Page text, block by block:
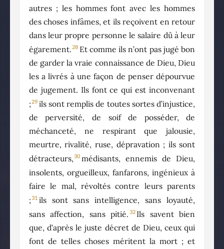
autres ; les hommes font avec les hommes
des choses infâmes, et ils reçoivent en retour
dans leur propre personne le salaire dû à leur
égarement.28 Et comme ils n’ont pas jugé bon
de garder la vraie connaissance de Dieu, Dieu
les a livrés à une façon de penser dépourvue
de jugement. Ils font ce qui est inconvenant
;29 ils sont remplis de toutes sortes d’injustice,
de perversité, de soif de posséder, de
méchanceté, ne respirant que jalousie,
meurtre, rivalité, ruse, dépravation ; ils sont
détracteurs,30 médisants, ennemis de Dieu,
insolents, orgueilleux, fanfarons, ingénieux à
faire le mal, révoltés contre leurs parents
; 31 ils sont sans intelligence, sans loyauté,
sans affection, sans pitié. 32 Ils savent bien
que, d’après le juste décret de Dieu, ceux qui
font de telles choses méritent la mort ; et